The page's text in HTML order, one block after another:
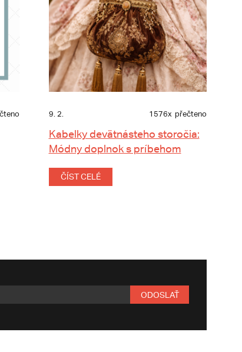
9. 2. 1576x přečteno
Kabelky devätnásteho storočia:
Módny doplnok s príbehom
ČÍST CELÉ
ODOSLAŤ